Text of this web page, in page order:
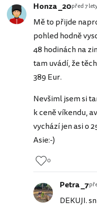
Honza _20před 7
Mě to přijde
pohled hodně
48 hodinách na
tam uvádí, že
389 Eur.
Nevšiml jsem si
k ceně víkendu,
vychází jen asi o
Asie:-)
0
Petra _7
DEKUJI.